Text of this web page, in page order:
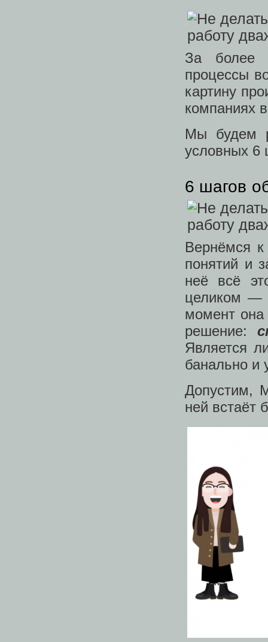
За более
процессы
картину
компаниях
Мы будем
условных 6
6 шагов
Вернёмся
понятий и
неё всё
целиком —
момент она
решение:
Является
банально и
Допустим,
ней встаёт